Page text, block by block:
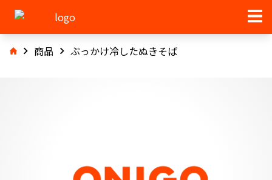
商品 ぶっかけ冷したぬきそば